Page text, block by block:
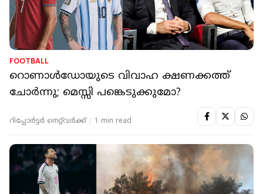
FOOTBALL
റൊണാള്‍ഡോയുടെ വിവാഹ ക്ഷണക്കത്ത്
ചോര്‍ന്നു; മെസ്സി പങ്കെടുക്കുമോ?
റിപ്പോർട്ടർ നെറ്റ്‌വര്‍ക്ക്‌ 1 min read